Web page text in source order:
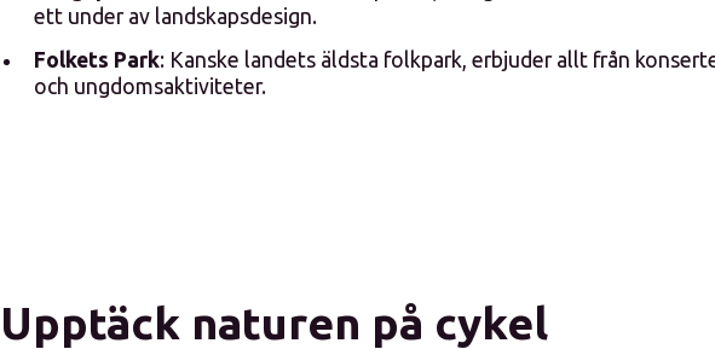
ett under av landskapsdesign.
Folkets Park: Kanske landets äldsta folkpark, erbjuder allt från
och ungdomsaktiviteter.
Upptäck naturen på cykel